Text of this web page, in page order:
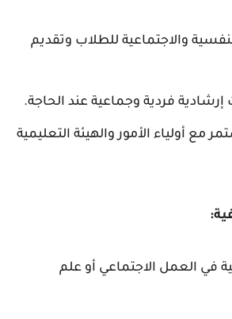
والاجتماعية للطلاب وتقديم
فردية وجماعية عند الحاجة.
مع أولياء الأمور والهيئة التعليمية
في العمل الاجتماعي أو علم